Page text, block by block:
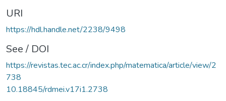
URI
https://hdl.handle.net/2238/9498
See / DOI
https://revistas.tec.ac.cr/index.php/matematica/article/view/2
738
10.18845/rdmei.v17i1.2738